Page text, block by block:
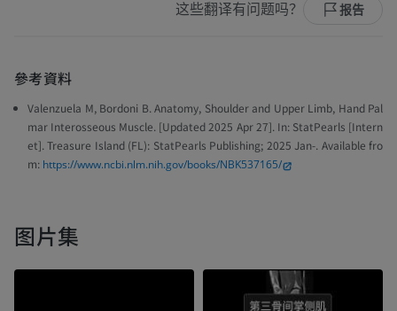
这些翻译有问题吗？ 报告
參考資料
Valenzuela M, Bordoni B. Anatomy, Shoulder and Upper Limb, Hand Pal
mar Interosseous Muscle. [Updated 2025 Apr 27]. In: StatPearls [Intern
et]. Treasure Island (FL): StatPearls Publishing; 2025 Jan-. Available fro
m: https://www.ncbi.nlm.nih.gov/books/NBK537165/
图片集